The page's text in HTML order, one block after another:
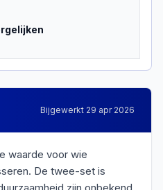
Bijgewerkt 29 apr 2026
waarde voor wie
De twee-set is